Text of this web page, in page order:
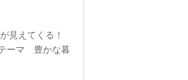
見えてくる！
テーマ 豊かな暮